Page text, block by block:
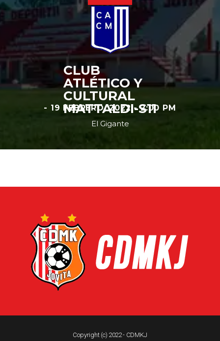
CLUB
ATLÉTICO Y
CULTURAL
MATTALDI-S11
- 19 FEBRERO, 2022 - 2:00 PM
El Gigante
Copyright (c) 2022 - CDMKJ